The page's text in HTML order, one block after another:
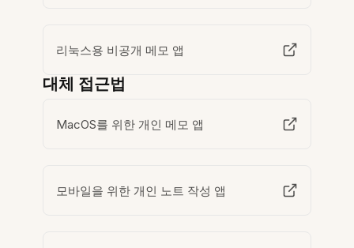
리눅스용 비공개 메모 앱
대체 접근법
MacOS를 위한 개인 메모 앱
모바일을 위한 개인 노트 작성 앱